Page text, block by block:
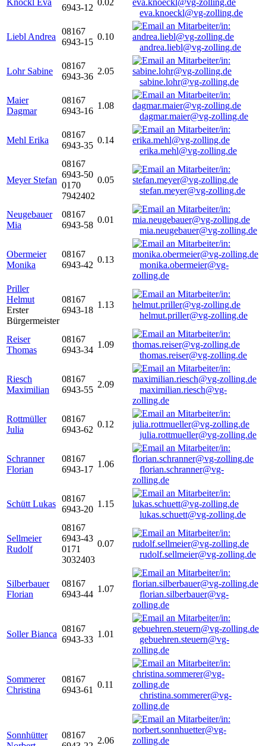
Knöckl Eva
6943-12
0.02
eva.knoeckl@vg-zolling.de
Liebl Andrea
08167
6943-15
0.10
andrea.liebl@vg-zolling.de
Lohr Sabine
08167
6943-36
2.05
sabine.lohr@vg-zolling.de
Maier
Dagmar
08167
6943-16
1.08
dagmar.maier@vg-zolling.de
Mehl Erika
08167
6943-35
0.14
erika.mehl@vg-zolling.de
Meyer Stefan
08167
6943-50
0170
7942402
0.05
stefan.meyer@vg-zolling.de
Neugebauer
Mia
08167
6943-58
0.01
mia.neugebauer@vg-zolling.de
Obermeier
Monika
08167
6943-42
0.13
monika.obermeier@vg-
zolling.de
Priller
Helmut
Erster
Bürgermeister
08167
6943-18
1.13
helmut.priller@vg-zolling.de
Reiser
Thomas
08167
6943-34
1.09
thomas.reiser@vg-zolling.de
Riesch
Maximilian
08167
6943-55
2.09
maximilian.riesch@vg-
zolling.de
Rottmüller
Julia
08167
6943-62
0.12
julia.rottmueller@vg-zolling.de
Schranner
Florian
08167
6943-17
1.06
florian.schranner@vg-
zolling.de
Schütt Lukas
08167
6943-20
1.15
lukas.schuett@vg-zolling.de
Sellmeier
Rudolf
08167
6943-43
0171
3032403
0.07
rudolf.sellmeier@vg-zolling.de
Silberbauer
Florian
08167
6943-44
1.07
florian.silberbauer@vg-
zolling.de
Soller Bianca
08167
6943-33
1.01
gebuehren.steuern@vg-
zolling.de
Sommerer
Christina
08167
6943-61
0.11
christina.sommerer@vg-
zolling.de
Sonnhütter
08167
2.06